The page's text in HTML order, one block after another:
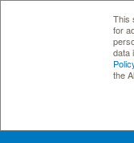
This
for
data
the